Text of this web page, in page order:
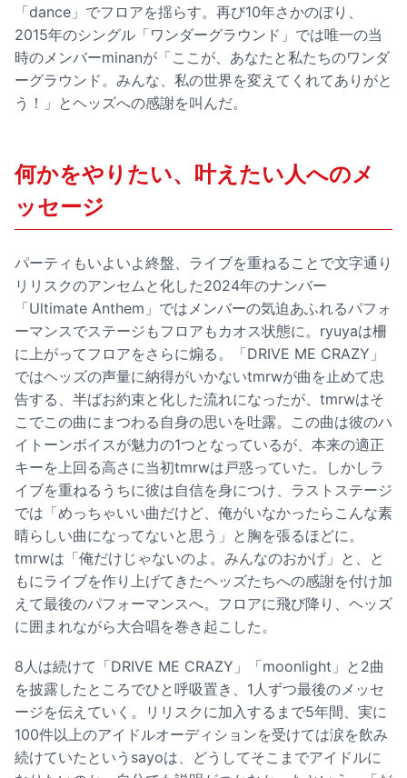
「dance」でフロアを揺らす。再び10年さかのぼり、
2015年のシングル「ワンダーグラウンド」では唯一の当
時のメンバーminanが「ここが、あなたと私たちのワンダ
ーグラウンド。みんな、私の世界を変えてくれてありがと
う！」とヘッズへの感謝を叫んだ。
何かをやりたい、叶えたい人へのメ
ッセージ
パーティもいよいよ終盤、ライブを重ねることで文字通り
リリスクのアンセムと化した2024年のナンバー
「Ultimate Anthem」ではメンバーの気迫あふれるパフォ
ーマンスでステージもフロアもカオス状態に。ryuyaは柵
に上がってフロアをさらに煽る。「DRIVE ME CRAZY」
ではヘッズの声量に納得がいかないtmrwが曲を止めて忠
告する、半ばお約束と化した流れになったが、tmrwはそ
こでこの曲にまつわる自身の思いを吐露。この曲は彼のハ
イトーンボイスが魅力の1つとなっているが、本来の適正
キーを上回る高さに当初tmrwは戸惑っていた。しかしラ
イブを重ねるうちに彼は自信を身につけ、ラストステージ
では「めっちゃいい曲だけど、俺がいなかったらこんな素
晴らしい曲になってないと思う」と胸を張るほどに。
tmrwは「俺だけじゃないのよ。みんなのおかげ」と、と
もにライブを作り上げてきたヘッズたちへの感謝を付け加
えて最後のパフォーマンスへ。フロアに飛び降り、ヘッズ
に囲まれながら大合唱を巻き起こした。
8人は続けて「DRIVE ME CRAZY」「moonlight」と2曲
を披露したところでひと呼吸置き、1人ずつ最後のメッセ
ージを伝えていく。リリスクに加入するまで5年間、実に
100件以上のアイドルオーディションを受けては涙を飲み
続けていたというsayoは、どうしてそこまでアイドルに